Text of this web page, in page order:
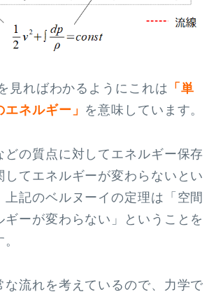
見ればわかるようにこれは 「単
ネルギー」 を意味しています。
どの質点に対してエネルギー保存
してエネルギーが変わらないとい
上記のベルヌーイの定理は「空間
ギーが変わらない」ということを
な流れを考えているので、力学で